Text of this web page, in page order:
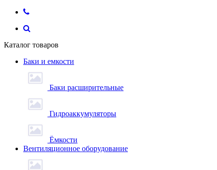
Каталог товаров
Баки и емкости
Баки расширительные
Гидроаккумуляторы
Ёмкости
Вентиляционное оборудование